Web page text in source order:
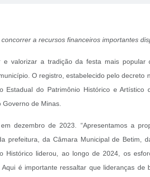
a recursos financeiros importantes
valorizar a tradição da festa mais
O registro, estabelecido pelo
Estadual do Patrimônio Histórico e
de Minas.
dezembro de 2023. “Apresentamos a
prefeitura, da Câmara Municipal de Betim,
liderou, ao longo de 2024, os
é importante ressaltar que lideranças